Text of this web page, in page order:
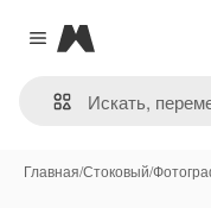
Close menu
Magnific
Главная/Стоковый/